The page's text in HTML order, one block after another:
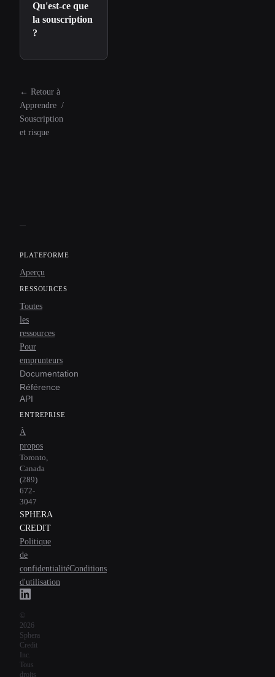
Qu'est-ce que
la souscription
?
← Retour à
Apprendre /
Souscription
et risque
PLATEFORME
Aperçu
RESSOURCES
Toutes
les
ressources
Pour
emprunteurs
Documentation
Référence
API
ENTREPRISE
À
propos
Toronto,
Canada
(289)
672-
3047
SPHERA
CREDIT
Politique
de
confidentialitéConditions
d'utilisation
©
2026
Sphera
Credit
Inc.
Tous
droits